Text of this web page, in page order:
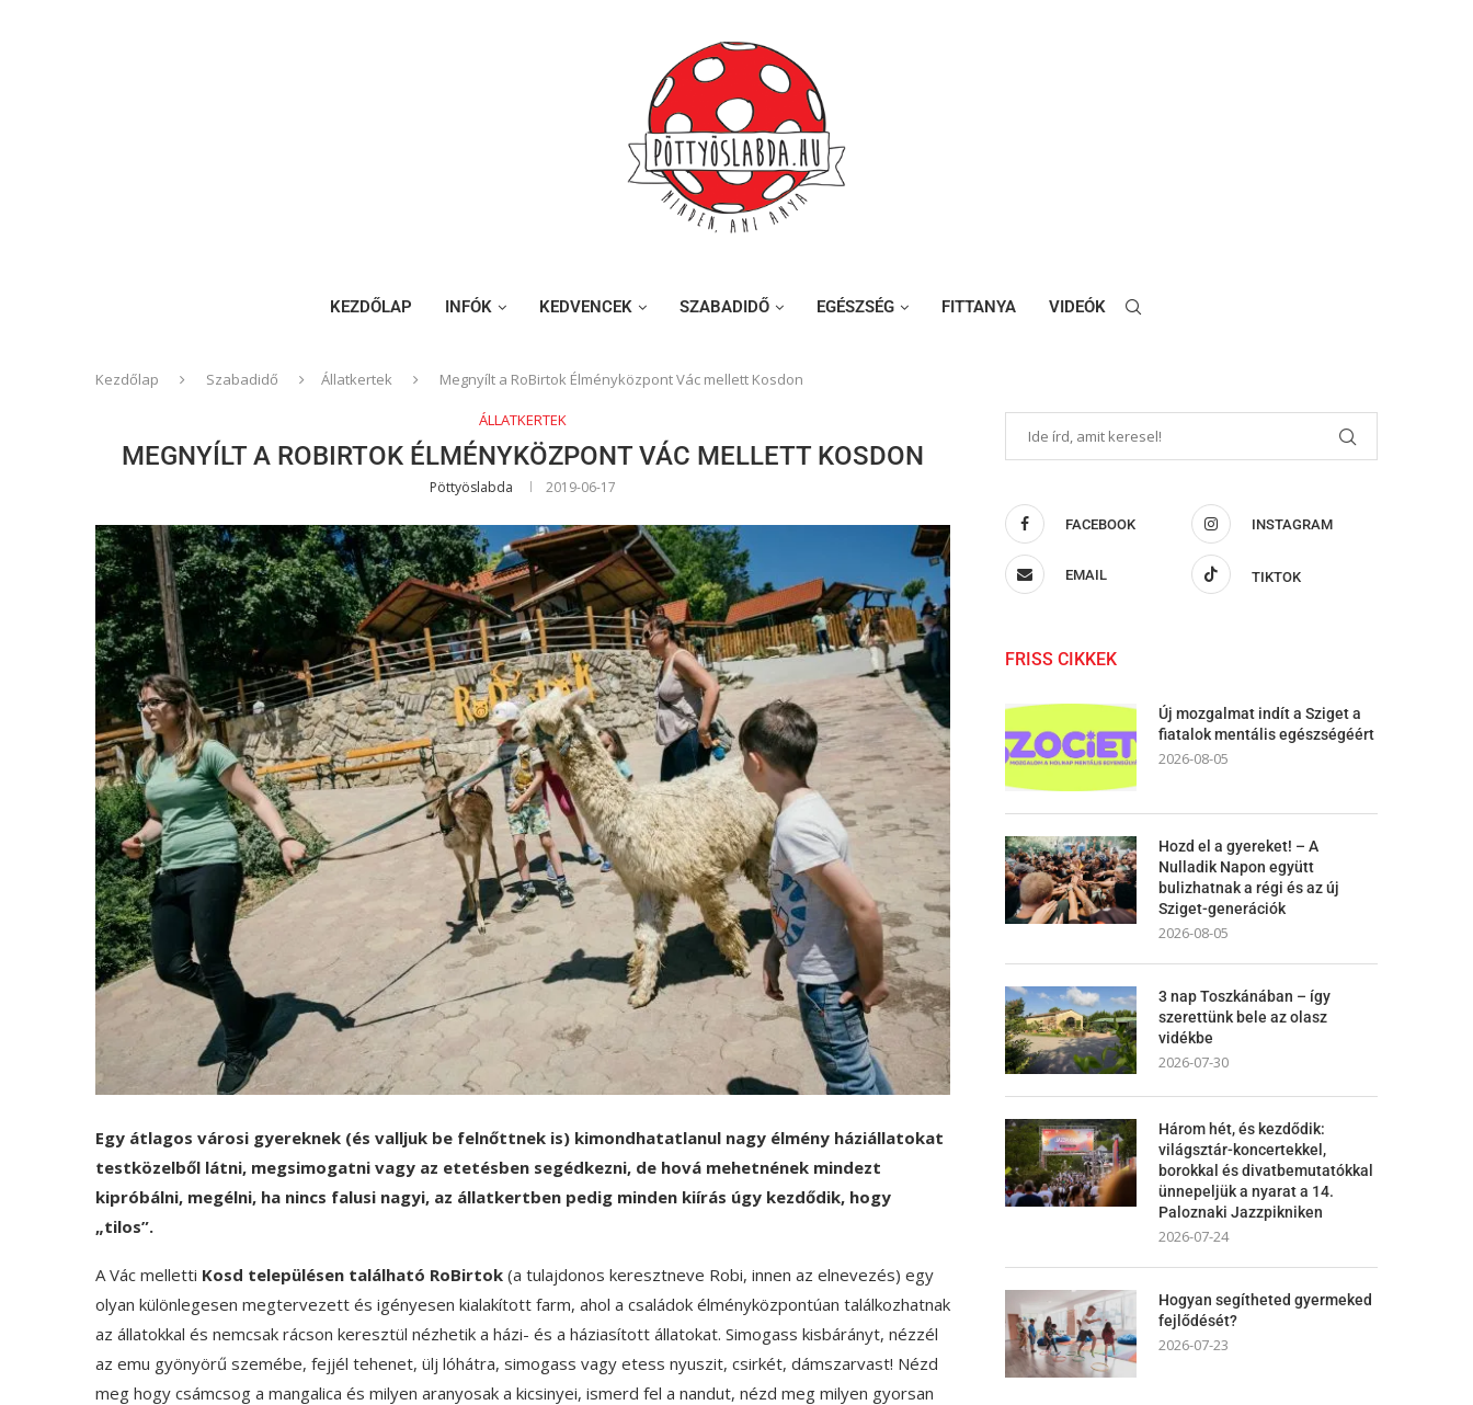
KEZDŐLAP INFÓK KEDVENCEK SZABADIDŐ EGÉSZSÉG FITTANYA VIDEÓK
Kezdőlap Szabadidő Állatkertek Megnyílt a RoBirtok Élményközpont Vác mellett Kosdon
ÁLLATKERTEK
MEGNYÍLT A ROBIRTOK ÉLMÉNYKÖZPONT VÁC MELLETT KOSDON
Pöttyöslabda 2019-06-17
Egy átlagos városi gyereknek (és valljuk be felnőttnek is) kimondhatatlanul nagy élmény háziállatokat
testközelből látni, megsimogatni vagy az etetésben segédkezni, de hová mehetnének mindezt
kipróbálni, megélni, ha nincs falusi nagyi, az állatkertben pedig minden kiírás úgy kezdődik, hogy
„tilos”.
A Vác melletti Kosd településen található RoBirtok (a tulajdonos keresztneve Robi, innen az elnevezés) egy
olyan különlegesen megtervezett és igényesen kialakított farm, ahol a családok élményközpontúan találkozhatnak
az állatokkal és nemcsak rácson keresztül nézhetik a házi- és a háziasított állatokat. Simogass kisbárányt, nézzél
az emu gyönyörű szemébe, fejjél tehenet, ülj lóhátra, simogass vagy etess nyuszit, csirkét, dámszarvast! Nézd
meg hogy csámcsog a mangalica és milyen aranyosak a kicsinyei, ismerd fel a nandut, nézd meg milyen gyorsan
FACEBOOK INSTAGRAM
EMAIL TIKTOK
FRISS CIKKEK
Új mozgalmat indít a Sziget a
fiatalok mentális egészségéért
2026-08-05
Hozd el a gyereket! – A
Nulladik Napon együtt
bulizhatnak a régi és az új
Sziget-generációk
2026-08-05
3 nap Toszkánában – így
szerettünk bele az olasz
vidékbe
2026-07-30
Három hét, és kezdődik:
világsztár-koncertekkel,
borokkal és divatbemutatókkal
ünnepeljük a nyarat a 14.
Paloznaki Jazzpikniken
2026-07-24
Hogyan segítheted gyermeked
fejlődését?
2026-07-23